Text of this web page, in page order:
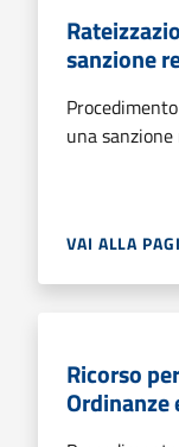
sanzione
una
VAI ALLA
Ricorso
Ordinanze